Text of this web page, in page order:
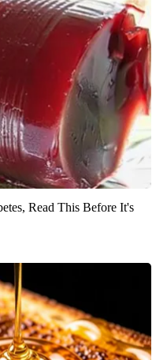
Read This Before It's